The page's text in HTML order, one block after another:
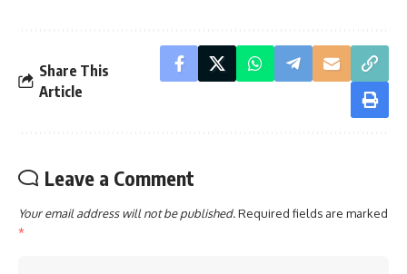
Share This
Article
Leave a Comment
Your email address will not be published.Required fields are marked
*